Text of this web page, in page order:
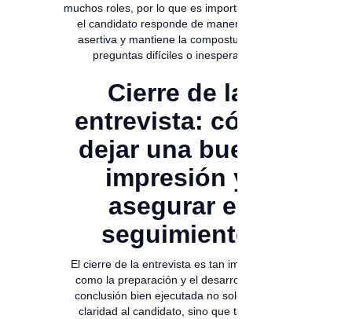
muchos roles, por lo que es importante ver si
el candidato responde de manera clara,
asertiva y mantiene la compostura ante
preguntas difíciles o inesperadas.
Cierre de la
entrevista: cómo
dejar una buena
impresión y
asegurar el
seguimiento
El cierre de la entrevista es tan importante
como la preparación y el desarrollo. Una
conclusión bien ejecutada no solo brinda
claridad al candidato, sino que también